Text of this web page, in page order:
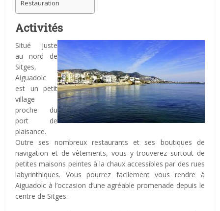
Restauration
Activités
Situé juste
au nord de
Sitges,
Aiguadolc
est un petit
village
proche du
port de
plaisance.
Outre ses nombreux restaurants et ses boutiques de
navigation et de vêtements, vous y trouverez surtout de
petites maisons peintes à la chaux accessibles par des rues
labyrinthiques. Vous pourrez facilement vous rendre à
Aiguadolc à l’occasion d’une agréable promenade depuis le
centre de Sitges.